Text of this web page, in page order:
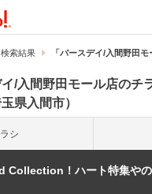
索結果 「バースデイ/入間野田
/入間野田モール店のチ
県入間市）
シ
Collection！ハート特集や